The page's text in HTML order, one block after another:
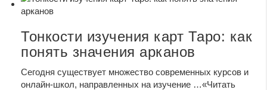
Тонкости изучения карт Таро: как
понять значения арканов
Сегодня существует множество современных курсов и
онлайн-школ, направленных на изучение …«Читать